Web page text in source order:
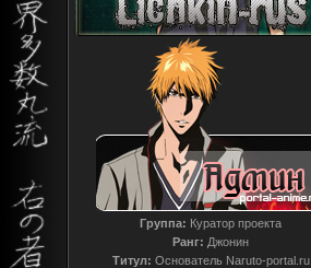
Группа: Куратор проекта
Ранг: Джонин
Титул: Основатель Naruto-portal.ru